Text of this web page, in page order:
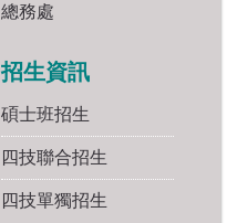
總務處
招生資訊
碩士班招生
四技聯合招生
四技單獨招生